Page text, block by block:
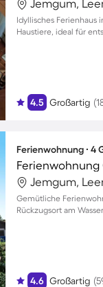
Jemgum,
Idyllisches Ferienhaus
Haustiere, ideal für
4.5 Großartig
Ferienwohnung ∙ 4
Ferienwohnung
Jemgum,
Gemütliche
Rückzugsort am
4.6 Großartig